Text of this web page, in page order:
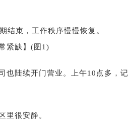
结束，工作秩序慢慢恢复。
也陆续开门营业。上午10点多，记
里很安静。